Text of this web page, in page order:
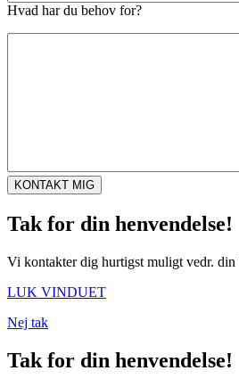
Hvad har du behov for?
Tak for din henvendelse!
Vi kontakter dig hurtigst muligt vedr. din
LUK VINDUET
Nej tak
Tak for din henvendelse!